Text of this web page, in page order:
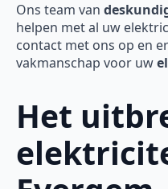
Ons team van
helpen met al uw
contact met ons op en
vakmanschap voor uw
Het